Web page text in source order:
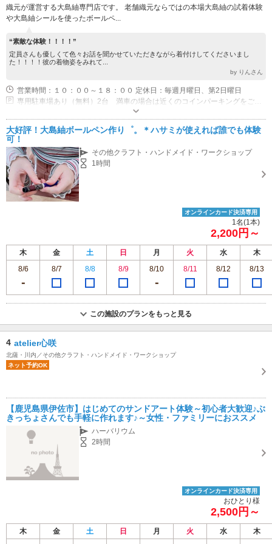
織元が運営する大島紬専門店です。 老舗織元ならではの本場大島紬の試着体験
や大島紬シールを使ったボールペ...
“素敵な体験！！！！”
定員さんも優しくて色々お話を聞かせていただきながら着付けしてくださいまし
た！！！！彼の着物姿をみれて...
by りんさん
営業時間：１０：００～１８：００ 定休日：毎週月曜日、第2日曜日
大好評！大島紬ボールペン作り゜。＊ハサミが使えれば誰でも体験
可！
その他クラフト・ハンドメイド・ワークショップ
1時間
オンラインカード決済専用
1名(1本)
2,200円～
木 金 土 日 月 火 水
木
8/6
8/7 8/8 8/9 8/10 8/11 8/12 8/13
この施設のプランをもっと見る
4 atelier心咲
北薩・川内／その他クラフト・ハンドメイド・ワークショップ
ネット予約OK
【鹿児島県伊佐市】はじめてのサンドアート体験～初心者大歓迎♪ぶ
きっちょさんでも手軽に作れます♪～女性・ファミリーにおススメ
ハーバリウム
2時間
オンラインカード決済専用
おひとり様
2,500円～
木 金 土 日 月 火 水
木